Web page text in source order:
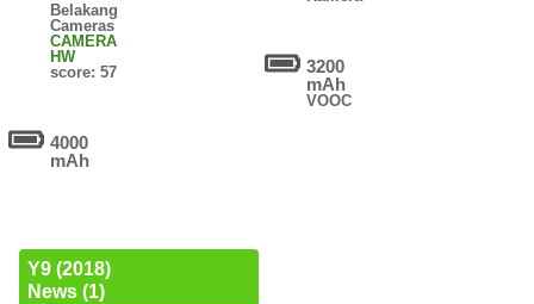
Belakang
Cameras
CAMERA
HW
score: 57
4000
mAh
Y9 (2018)
News (1)
3200
mAh
VOOC